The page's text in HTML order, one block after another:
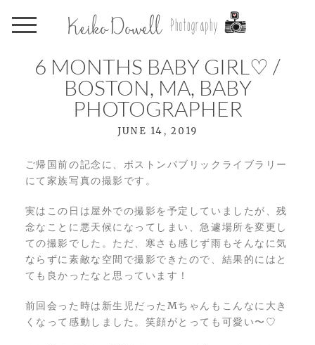
6 MONTHS BABY GIRL♡ /
BOSTON, MA, BABY
PHOTOGRAPHER
JUNE 14, 2019
ご帰国前の記念に、ボストンパブリックライブラリー
にて家族写真の撮影です。
実はこの日は屋外での撮影を予定していましたが、残
念なことに悪天候になってしまい、急遽場所を変更し
ての撮影でした。ただ、寒さも感じず雨もそんなに気
ならずに素敵な空間で撮影できたので、結果的にはと
ても良かったなと思っています！
前回会った時は新生児だったMちゃんもこんなに大き
くなって感動しました。笑顔がとっても可愛い〜♡